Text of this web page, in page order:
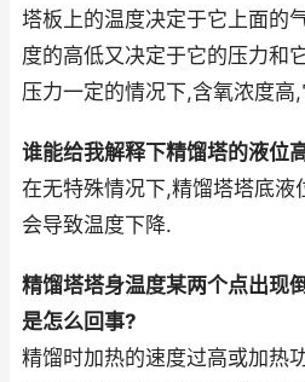
塔板上的温度决定于它上面的
度的高低又决定于它的压力和
压力一定的情况下,含氧浓度高
谁能给我解释下精馏塔的液位
在无特殊情况下,精馏塔塔底液
会导致温度下降.
精馏塔塔身温度某两个点出现
是怎么回事?
精馏时加热的速度过高或加热